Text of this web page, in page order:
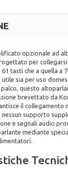
opzionale ad
per
61 tasti che a quella a
utile sia per uso
questo
brevettato da
il collegamento
supporto
e segnali audio
mediante